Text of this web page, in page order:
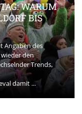
WARUM
BIS
Angaben des
den
Trends,
damit ...